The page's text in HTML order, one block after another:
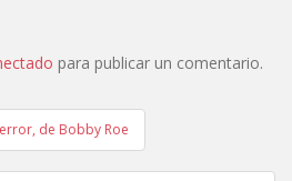
para publicar un comentario.
de Bobby Roe